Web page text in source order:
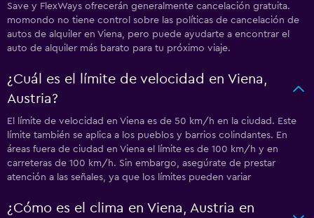
Save y FlexWays ofrecerán generalmente cancelación gratuita.
momondo no tiene control sobre las políticas de cancelación de
autos de alquiler en Viena, pero puede ayudarte a encontrar el
auto de alquiler más barato para tu próximo viaje.
¿Cuál es el límite de velocidad en Viena,
Austria?
El límite de velocidad en Viena es de 50 km/h en la ciudad. Este
límite también se aplica a los pueblos y barrios colindantes. En
áreas fuera de ciudad en Viena el límite es de 100 km/h y en
carreteras de 100 km/h. Sin embargo, asegúrate de prestar
atención a las señales, ya que los límites pueden variar
¿Cómo es el clima en Viena, Austria en